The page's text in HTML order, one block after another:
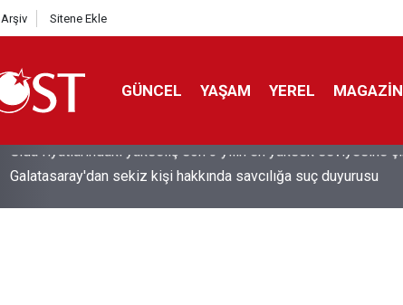
Arşiv Sitene Ekle
GÜNCEL YAŞAM YEREL MAGAZİN
Galatasaray'dan sekiz kişi hakkında savcılığa suç duyurusu